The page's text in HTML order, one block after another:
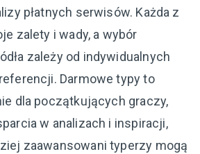
płatnych serwisów. Każda z
zalety i wady, a wybór
zależy od indywidualnych
Darmowe typy to
dla początkujących graczy,
w analizach i inspiracji,
zaawansowani typerzy mogą